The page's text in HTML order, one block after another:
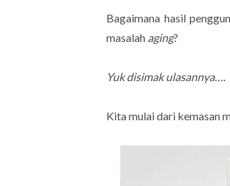
Bagaimana hasil
masalah aging?
Yuk disimak ulasannya….
Kita mulai dari kemasan